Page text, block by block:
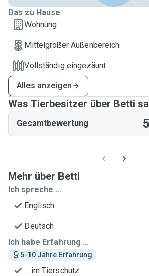
Das zu Hause
Wohnung
Mittelgroßer Außenbereich
Vollständig eingezäunt
Alles anzeigen
Was Tierbesitzer über Betti
Gesamtbewertung 5
Mehr über Betti
Ich spreche ...
Englisch
Deutsch
Ich habe Erfahrung ...
5-10 Jahre Erfahrung
... im Tierschutz